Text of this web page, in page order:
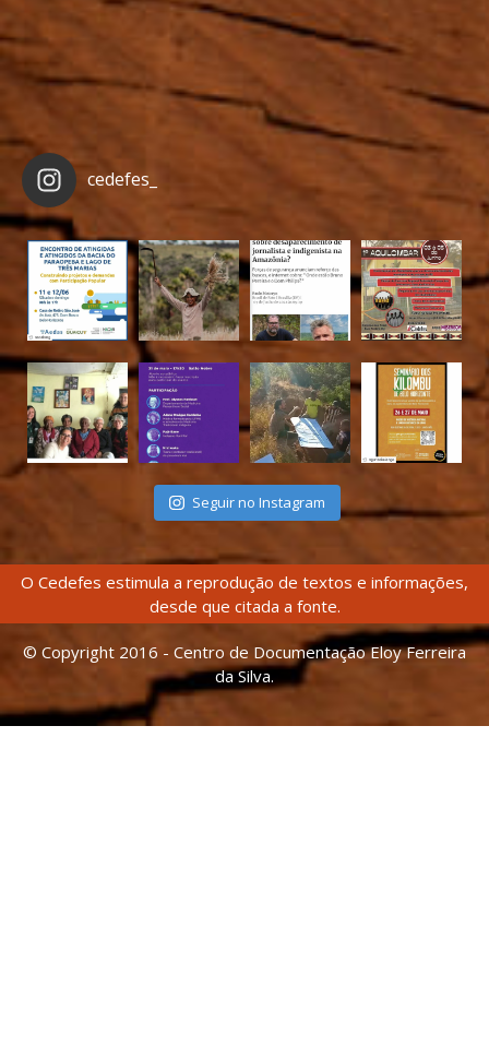
cedefes_
Seguir no Instagram
O Cedefes estimula a reprodução de textos e informações,
desde que citada a fonte.
© Copyright 2016 - Centro de Documentação Eloy Ferreira
da Silva.